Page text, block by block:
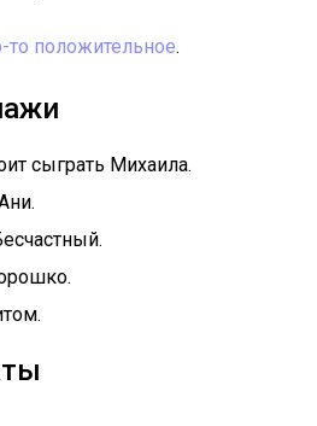
то положительное.
сыграть Михаила.